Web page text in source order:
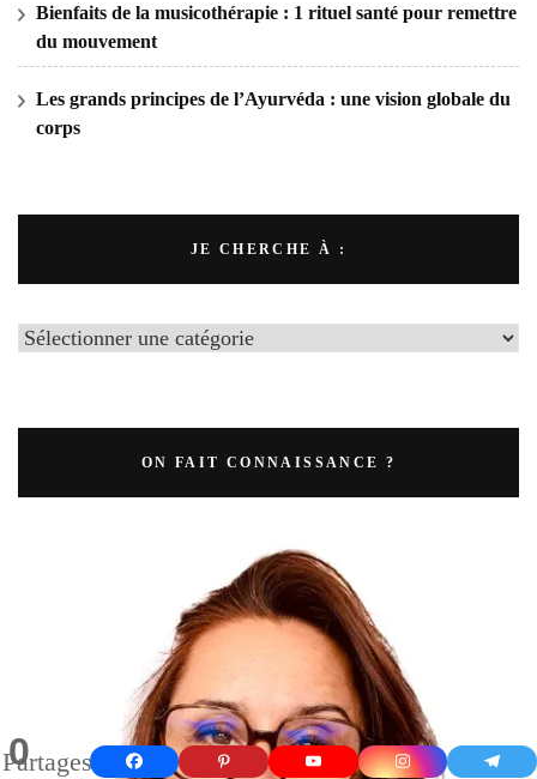
0
Partages
Bienfaits de la musicothérapie : 1 rituel santé pour remettre
du mouvement
Les grands principes de l’Ayurvéda : une vision globale du
corps
JE CHERCHE À :
ON FAIT CONNAISSANCE ?